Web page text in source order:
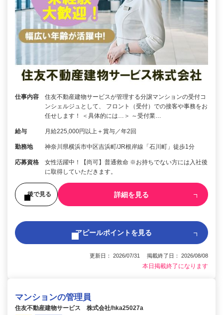
仕事内容
住友不動産建物サービスが管理する分譲マンションの受付コ
ンシェルジュとして、 フロント（受付）での接客や事務をお
任せします！ ＜具体的には…＞ ～受付業…
給与 月給225,000円以上＋賞与／年2回
勤務地 神奈川県横浜市中区吉浜町/JR根岸線「石川町」徒歩1分
応募資格
女性活躍中！【尚可】普通救命 ※お持ちでない方には入社後
に取得していただきます。
後で見る 詳細を見る
アピールポイントを見る
更新日： 2026/07/31 掲載終了日： 2026/08/08
本日掲載終了になります
マンションの管理員
住友不動産建物サービス 株式会社/hka25027a